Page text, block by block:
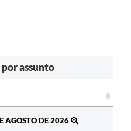
assunto
AGOSTO DE 2026